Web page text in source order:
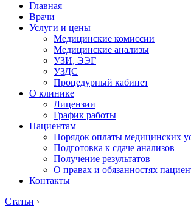
Главная
Врачи
Услуги и цены
Медицинские комиссии
Медицинские анализы
УЗИ, ЭЭГ
УЗДС
Процедурный кабинет
О клинике
Лицензии
График работы
Пациентам
Порядок оплаты медицинских
Подготовка к сдаче анализов
Получение результатов
О правах и обязанностях
Контакты
Статьи ›